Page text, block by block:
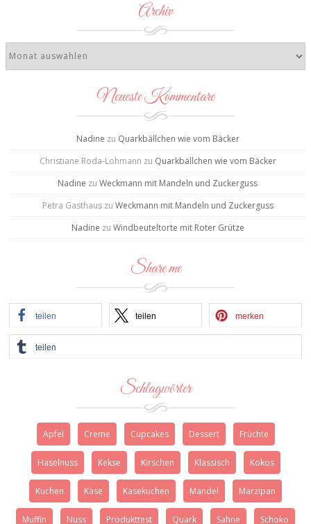
Archiv
Neueste Kommentare
Nadine zu Quarkbällchen wie vom Bäcker
Christiane Roda-Lohmann zu Quarkbällchen wie vom Bäcker
Nadine zu Weckmann mit Mandeln und Zuckerguss
Petra Gasthauszu Weckmann mit Mandeln und Zuckerguss
Nadine zu Windbeuteltorte mit Roter Grütze
Share me
teilen teilen merken
teilen
Schlagwörter
Apfel Creme Cupcakes Dessert Früchte
Haselnuss Kekse Kirschen Klassisch Kokos
Kuchen Käse Käsekuchen Mandel Marzipan
Muffin Nuss Produkttest Quark Sahne Schoko